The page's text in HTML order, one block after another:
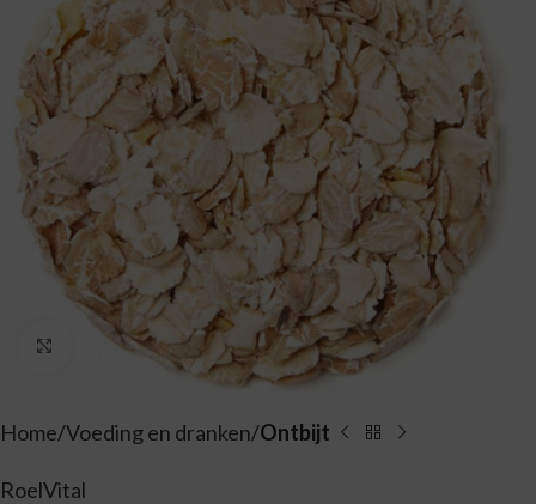
Vergroten
Home Voeding en dranken Ontbijt
RoelVital